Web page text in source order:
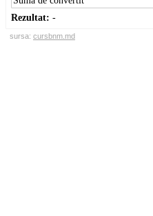
Rezultat: -
sursa: cursbnm.md